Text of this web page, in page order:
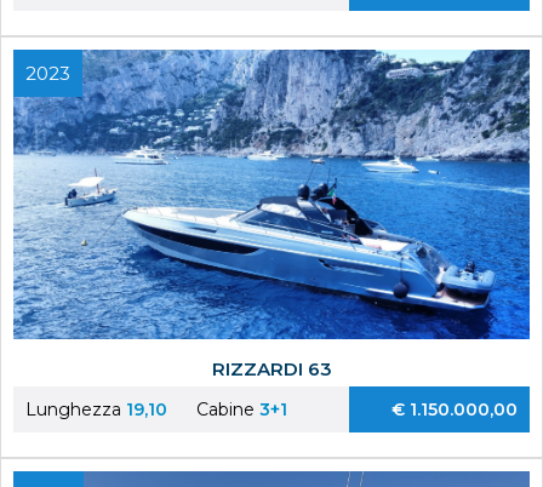
2023
RIZZARDI 63
Lunghezza 19,10 Cabine 3+1 € 1.150.000,00